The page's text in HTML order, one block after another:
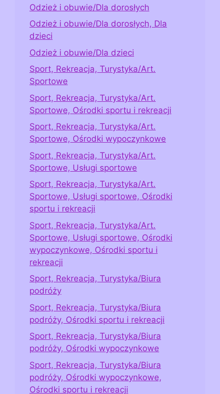
Odzież i obuwie/Dla dorosłych
Odzież i obuwie/Dla dorosłych, Dla
dzieci
Odzież i obuwie/Dla dzieci
Sport, Rekreacja, Turystyka/Art.
Sportowe
Sport, Rekreacja, Turystyka/Art.
Sportowe, Ośrodki sportu i rekreacji
Sport, Rekreacja, Turystyka/Art.
Sportowe, Ośrodki wypoczynkowe
Sport, Rekreacja, Turystyka/Art.
Sportowe, Usługi sportowe
Sport, Rekreacja, Turystyka/Art.
Sportowe, Usługi sportowe, Ośrodki
sportu i rekreacji
Sport, Rekreacja, Turystyka/Art.
Sportowe, Usługi sportowe, Ośrodki
wypoczynkowe, Ośrodki sportu i
rekreacji
Sport, Rekreacja, Turystyka/Biura
podróży
Sport, Rekreacja, Turystyka/Biura
podróży, Ośrodki sportu i rekreacji
Sport, Rekreacja, Turystyka/Biura
podróży, Ośrodki wypoczynkowe
Sport, Rekreacja, Turystyka/Biura
podróży, Ośrodki wypoczynkowe,
Ośrodki sportu i rekreacji